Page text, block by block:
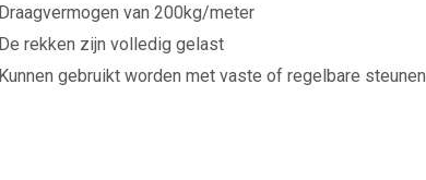
Draagvermogen van 200kg/meter
De rekken zijn volledig gelast
Kunnen gebruikt worden met vaste of regelbare steunen